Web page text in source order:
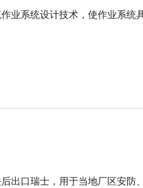
业系统设计技术，使作业系统
出口瑞士，用于当地厂区安防